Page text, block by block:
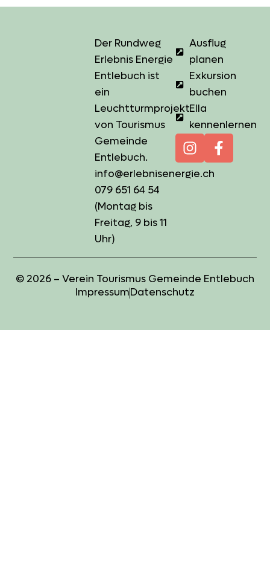
Der Rundweg
Erlebnis Energie
Entlebuch ist
ein
Leuchtturmprojekt
von Tourismus
Gemeinde
Entlebuch.
info@erlebnisenergie.ch
079 651 64 54
(Montag bis
Freitag, 9 bis 11
Uhr)
Ausflug
planen
Exkursion
buchen
Ella
kennenlernen
© 2026 – Verein Tourismus Gemeinde Entlebuch
ImpressumDatenschutz